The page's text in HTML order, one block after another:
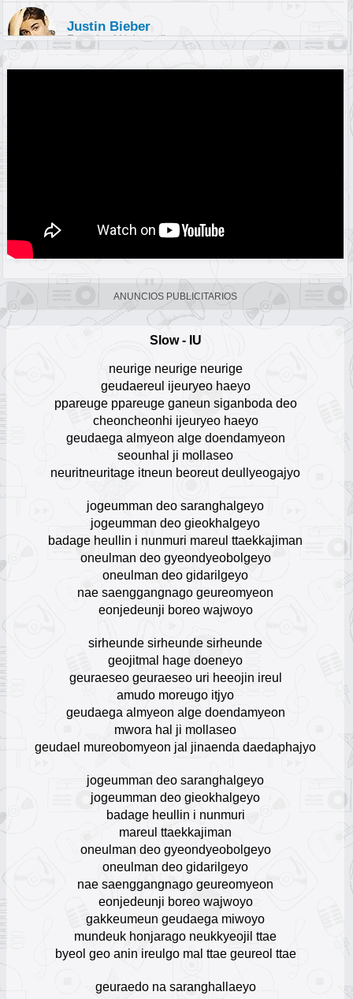
Justin Bieber
Escuchar Música online
10
11
Escuchar Música online
Chayanne
Escuchar Música online
Ozuna
Escuchar Música online
José José
Escuchar Música online
J Balvin
Escuchar Música online
Anuel AA
Escuchar Música online
Escuchar Música online
BTS
Escuchar Música online
Fuerza Regida
Escuchar Música online
The Weeknd
Escuchar Música online
Jesús Adrián Romero
Ana Gabriel
Escuchar Música online
Julio Iglesias
ANUNCIOS PUBLICITARIOS
Slow - IU
neurige neurige neurige
geudaereul ijeuryeo haeyo
ppareuge ppareuge ganeun siganboda deo
cheoncheonhi ijeuryeo haeyo
geudaega almyeon alge doendamyeon
seounhal ji mollaseo
neuritneuritage itneun beoreut deullyeogajyo
jogeumman deo saranghalgeyo
jogeumman deo gieokhalgeyo
badage heullin i nunmuri mareul ttaekkajiman
oneulman deo gyeondyeobolgeyo
oneulman deo gidarilgeyo
nae saenggangnago geureomyeon
eonjedeunji boreo wajwoyo
sirheunde sirheunde sirheunde
geojitmal hage doeneyo
geuraeseo geuraeseo uri heeojin ireul
amudo moreugo itjyo
geudaega almyeon alge doendamyeon
mwora hal ji mollaseo
geudael mureobomyeon jal jinaenda daedaphajyo
jogeumman deo saranghalgeyo
jogeumman deo gieokhalgeyo
badage heullin i nunmuri
mareul ttaekkajiman
oneulman deo gyeondyeobolgeyo
oneulman deo gidarilgeyo
nae saenggangnago geureomyeon
eonjedeunji boreo wajwoyo
gakkeumeun geudaega miwoyo
mundeuk honjarago neukkyeojil ttae
byeol geo anin ireulgo mal ttae geureol ttae
geuraedo na saranghallaeyo